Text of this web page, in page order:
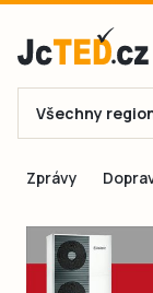
E-mail
Všechny
Zprávy